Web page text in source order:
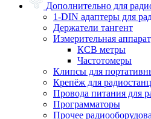
Дополнительно для
1-DIN адаптеры для
Держатели тангент
Измерительная
КСВ метры
Частотомеры
Клипсы для
Крепёж для
Провода питания для
Программаторы
Прочее